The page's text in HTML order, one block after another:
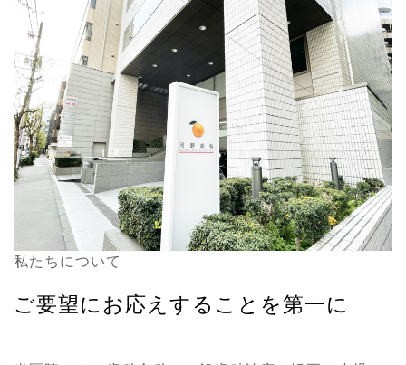
私たちについて
ご要望にお応えすることを第一に